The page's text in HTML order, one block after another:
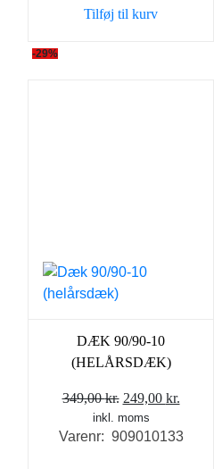
Tilføj til kurv
-29%
DÆK 90/90-10
(HELÅRSDÆK)
349,00kr. Den
oprindelige
pris
249,00 kr.Den
pris
inkl. moms
Varenr: 909010133